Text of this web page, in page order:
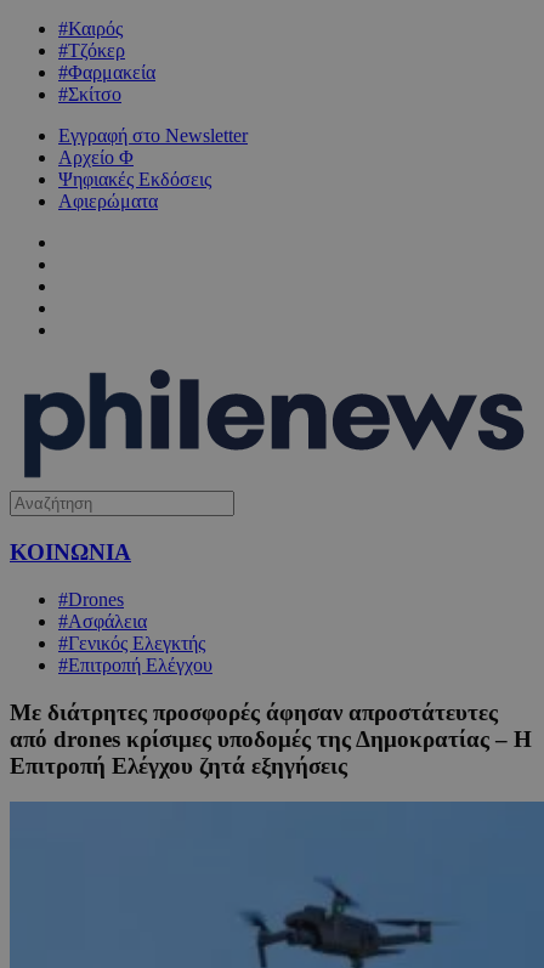
#Καιρός
#Τζόκερ
#Φαρμακεία
#Σκίτσο
Εγγραφή στο Newsletter
Αρχείο Φ
Ψηφιακές Εκδόσεις
Αφιερώματα
ΚΟΙΝΩΝΙΑ
#Drones
#Ασφάλεια
#Γενικός Ελεγκτής
#Επιτροπή Ελέγχου
Με διάτρητες προσφορές άφησαν απροστάτευτες
από drones κρίσιμες υποδομές της Δημοκρατίας – Η
Επιτροπή Ελέγχου ζητά εξηγήσεις